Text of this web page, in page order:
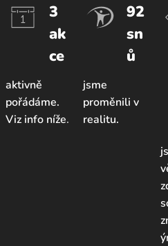
3
ak
ce
aktivně
pořádáme.
Viz info níže.
92
sn
ů
jsme
proměnili v
realitu.